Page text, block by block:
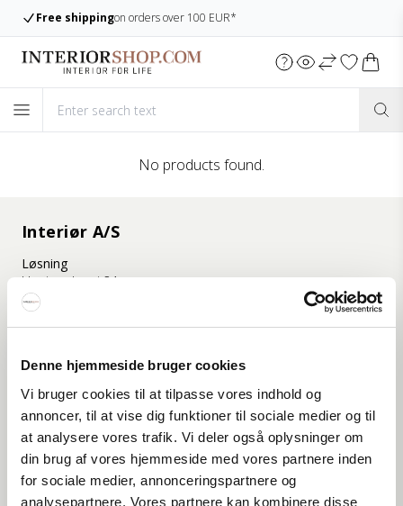
Denne hjemmeside bruger cookies
Vi bruger cookies til at tilpasse vores indhold og
annoncer, til at vise dig funktioner til sociale medier og til
at analysere vores trafik. Vi deler også oplysninger om
din brug af vores hjemmeside med vores partnere inden
for sociale medier, annonceringspartnere og
analysepartnere. Vores partnere kan kombinere disse
Free shippingon orders over 100 EUR*
No products found.
Interiør A/S
Løsning
Hoejmarksvej 34
DK-8723 Løsning
(Google Maps)
Kyhnsvej 6
DK-8680 Ry
(Google Maps)
Viborg
St. Sct. Peder Stræde 16
DK-8800 Viborg
(Google Maps)